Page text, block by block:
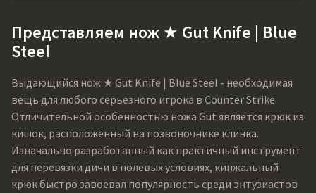
Представляем нож ★ Gut Knife | Blue
Steel
Выдающийся нож ★ Gut Knife | Blue Steel - необходимая
вещь для любого серьезного игрока в Counter Strike.
Отличительной особенностью ножа Gut является крюк из
кишок, расположенный на позвоночнике клинка.
Изначально разработанный как практичный инструмент
для перевязки дичи в полевых условиях, кинжальный
крюк быстро завоевал популярность среди энтузиастов